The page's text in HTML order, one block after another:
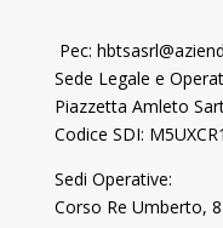
Pec:
Sede Legale e
Piazzetta Amleto
Codice SDI: M5UXCR1
Sedi Operative:
Corso Re Umberto,